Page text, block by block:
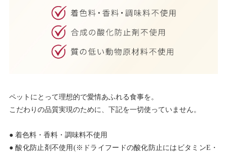
ペットにとって理想的で愛情あふれる食事を。
こだわりの品質実現のために、下記を一切使っていません。
● 着色料・香料・調味料不使用
● 酸化防止剤不使用(※ドライフードの酸化防止にはビタミンE・